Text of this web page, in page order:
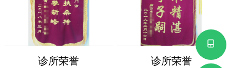
诊所荣誉 诊所荣誉